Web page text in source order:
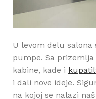
U levom delu salona
pumpe. Sa
kabine, kade i
i dali nove ideje.
na kojoj se nalazi